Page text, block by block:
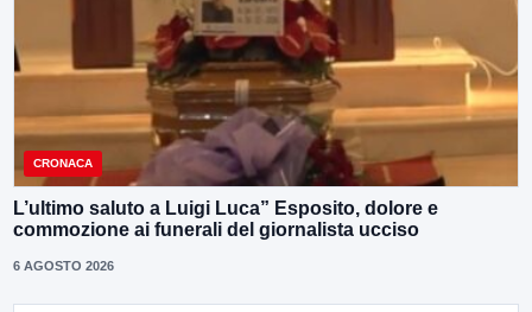
CRONACA
L’ultimo saluto a Luigi Luca” Esposito, dolore e
commozione ai funerali del giornalista ucciso
6 AGOSTO 2026